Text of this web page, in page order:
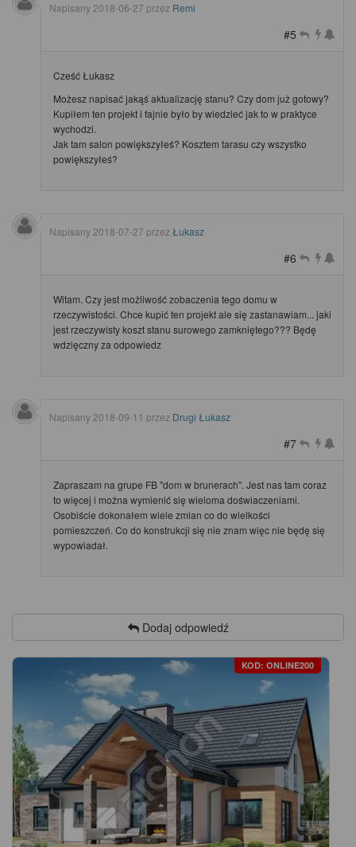
Napisany 2018-06-27 przez Remi
#5
Cześć Łukasz
Możesz napisać jakąś aktualizację stanu? Czy dom już gotowy?
Kupiłem ten projekt i fajnie było by wiedzieć jak to w praktyce
wychodzi.
Jak tam salon powiększyłeś? Kosztem tarasu czy wszystko
powiększyłeś?
Napisany 2018-07-27 przez Łukasz
#6
Witam. Czy jest możliwość zobaczenia tego domu w
rzeczywistości. Chce kupić ten projekt ale się zastanawiam... jaki
jest rzeczywisty koszt stanu surowego zamkniętego??? Będę
wdzięczny za odpowiedz
Napisany 2018-09-11 przez Drugi Łukasz
#7
Zapraszam na grupe FB "dom w brunerach". Jest nas tam coraz
to więcej i można wymienić się wieloma doświaczeniami.
Osobiście dokonałem wiele zmian co do wielkości
pomieszczeń. Co do konstrukcji się nie znam więc nie będę się
wypowiadał.
Dodaj odpowiedź
KOD: ONLINE200